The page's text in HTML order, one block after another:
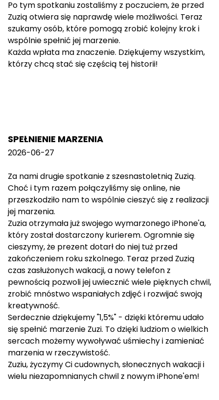
Po tym spotkaniu zostaliśmy z poczuciem, że przed
Zuzią otwiera się naprawdę wiele możliwości. Teraz
szukamy osób, które pomogą zrobić kolejny krok i
wspólnie spełnić jej marzenie.
Każda wpłata ma znaczenie. Dziękujemy wszystkim,
którzy chcą stać się częścią tej historii!
SPEŁNIENIE MARZENIA
2026-06-27
Za nami drugie spotkanie z szesnastoletnią Zuzią.
Choć i tym razem połączyliśmy się online, nie
przeszkodziło nam to wspólnie cieszyć się z realizacji
jej marzenia.
Zuzia otrzymała już swojego wymarzonego iPhone'a,
który został dostarczony kurierem. Ogromnie się
cieszymy, że prezent dotarł do niej tuż przed
zakończeniem roku szkolnego. Teraz przed Zuzią
czas zasłużonych wakacji, a nowy telefon z
pewnością pozwoli jej uwiecznić wiele pięknych chwil,
zrobić mnóstwo wspaniałych zdjęć i rozwijać swoją
kreatywność.
Serdecznie dziękujemy "1,5%" - dzięki któremu udało
się spełnić marzenie Zuzi. To dzięki ludziom o wielkich
sercach możemy wywoływać uśmiechy i zamieniać
marzenia w rzeczywistość.
Zuziu, życzymy Ci cudownych, słonecznych wakacji i
wielu niezapomnianych chwil z nowym iPhone'em!